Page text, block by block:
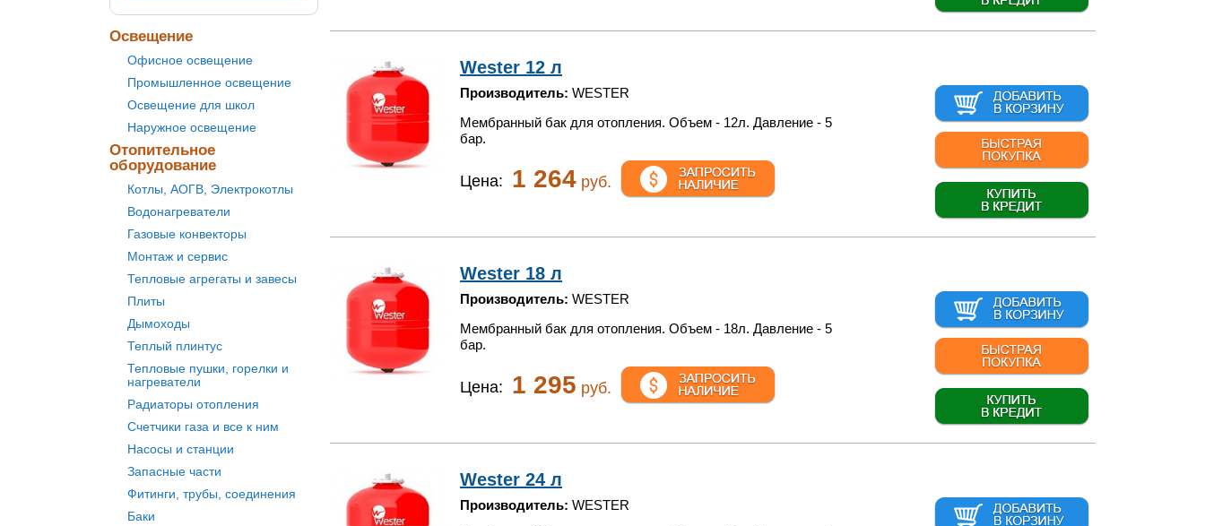
Освещение
Офисное освещение
Промышленное освещение
Освещение для школ
Наружное освещение
Отопительное
оборудование
Котлы, АОГВ, Электрокотлы
Водонагреватели
Газовые конвекторы
Монтаж и сервис
Тепловые агрегаты и завесы
Плиты
Дымоходы
Теплый плинтус
Тепловые пушки, горелки и
нагреватели
Радиаторы отопления
Счетчики газа и все к ним
Насосы и станции
Запасные части
Фитинги, трубы, соединения
Баки
Wester 12 л
Производитель: WESTER
Мембранный бак для отопления. Объем - 12л. Давление - 5
бар.
Цена: 1 264 руб.
Wester 18 л
Производитель: WESTER
Мембранный бак для отопления. Объем - 18л. Давление - 5
бар.
Цена: 1 295 руб.
Wester 24 л
Производитель: WESTER